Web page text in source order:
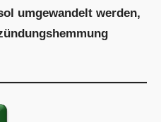
umgewandelt werden,